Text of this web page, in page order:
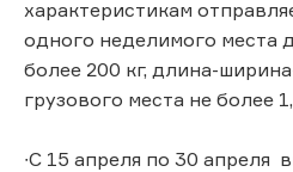
характеристикам
одного неделимого места
более 200 кг, длина-
грузового места не более
∙С 15 апреля по 30 апреля